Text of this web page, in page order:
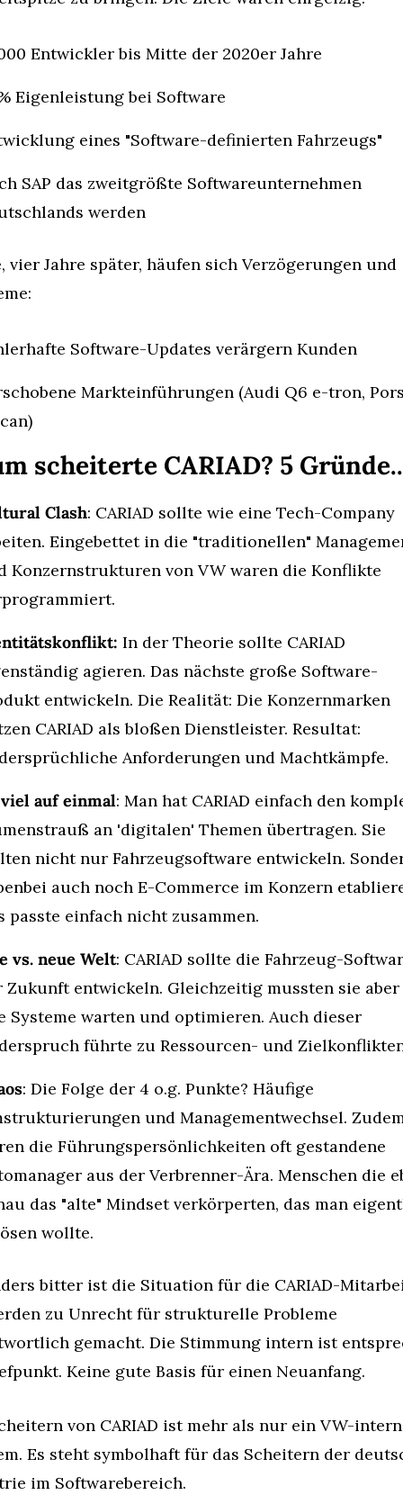
Entwickler bis Mitte der 2020er Jahre
Eigenleistung bei Software
eines "Software-definierten Fahrzeugs"
SAP das zweitgrößte Softwareunternehmen
werden
vier Jahre später, häufen sich Verzögerungen und
Software-Updates verärgern Kunden
Markteinführungen (Audi Q6 e-tron,
scheiterte CARIAD? 5
Clash: CARIAD sollte wie eine Tech-Company
Eingebettet in die "traditionellen"
Konzernstrukturen von VW waren die Konflikte
In der Theorie sollte CARIAD
agieren. Das nächste große Software-
entwickeln. Die Realität: Die Konzernmarken
CARIAD als bloßen Dienstleister. Resultat:
Anforderungen und Machtkämpfe.
auf einmal: Man hat CARIAD einfach den
an 'digitalen' Themen übertragen. Sie
nicht nur Fahrzeugsoftware entwickeln.
auch noch E-Commerce im Konzern
passte einfach nicht zusammen.
vs. neue Welt: CARIAD sollte die Fahrzeug-
Zukunft entwickeln. Gleichzeitig mussten sie aber
Systeme warten und optimieren. Auch dieser
führte zu Ressourcen- und
: Die Folge der 4 o.g. Punkte? Häufige
und Managementwechsel.
die Führungspersönlichkeiten oft gestandene
aus der Verbrenner-Ära. Menschen die
das "alte" Mindset verkörperten, das man
wollte.
bitter ist die Situation für die CARIAD-
zu Unrecht für strukturelle Probleme
gemacht. Die Stimmung intern ist
Keine gute Basis für einen Neuanfang.
von CARIAD ist mehr als nur ein VW-
Es steht symbolhaft für das Scheitern der
im Softwarebereich.